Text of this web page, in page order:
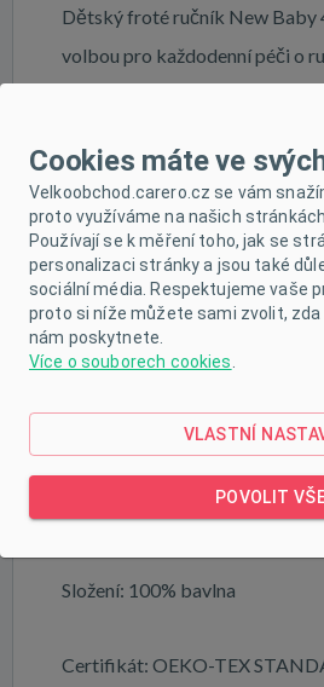
Dětský froté ručník New Baby
volbou pro každodenní péči o
dětské pokožce. Díky
snadno zavěsíte na háček.
perfektní pro použití doma, ve
škole.
Proč zvolit právě náš ručník?
Je vyroben z kvalitního froté
vrstev materiálu. Na ručníku je
snadné zavěšení na věšák.
Složení: 100% bavlna
Certifikát: OEKO-TEX
Cookies máte ve
Velkoobchod.carero.cz se vám
proto využíváme na našich
Používají se k měření toho, jak se
personalizaci stránky a jsou také
sociální média. Respektujeme vaše
proto si níže můžete sami zvolit, zda
nám poskytnete.
Více o souborech cookies
VLASTNÍ
POVOLIT